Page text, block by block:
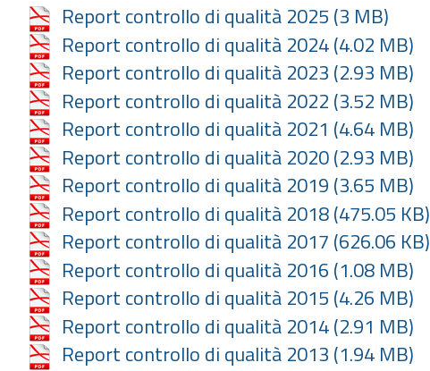
Report controllo di qualità 2025 (3 MB)
Report controllo di qualità 2024(4.02 MB)
Report controllo di qualità 2023 (2.93 MB)
Report controllo di qualità 2022 (3.52 MB)
Report controllo di qualità 2021 (4.64 MB)
Report controllo di qualità 2020(2.93 MB)
Report controllo di qualità 2019 (3.65 MB)
Report controllo di qualità 2018(475.05 KB)
Report controllo di qualità 2017 (626.06 KB)
Report controllo di qualità 2016 (1.08 MB)
Report controllo di qualità 2015 (4.26 MB)
Report controllo di qualità 2014(2.91 MB)
Report controllo di qualità 2013 (1.94 MB)